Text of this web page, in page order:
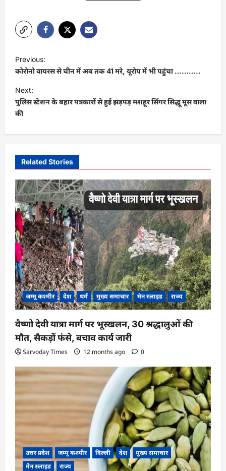
o
s
t
n
a
g
a
t
i
o
n
Previous:
कोरोनो वायरस से चीन में अब तक 41 मरे, यूरोप में भी पहुंचा ………..
Next:
पुलिस स्टेशन के बहार पत्रकारों से हुई झड़पड़ मशहूर सिंगर सिद्धू मूस वाला
की
Related Stories
जम्मू कश्मीर देश धर्म मुख्य समाचार मेन स्लाइड राज्य
वैष्णो देवी यात्रा मार्ग पर भूस्खलन, 30 श्रद्धालुओं की
मौत, सैकड़ों फंसे, बचाव कार्य जारी
Sarvoday Times 12 months ago 0
उत्तर प्रदेश जम्मू कश्मीर दिल्ली देश
मुख्य समाचार
मेन स्लाइड
राज्य